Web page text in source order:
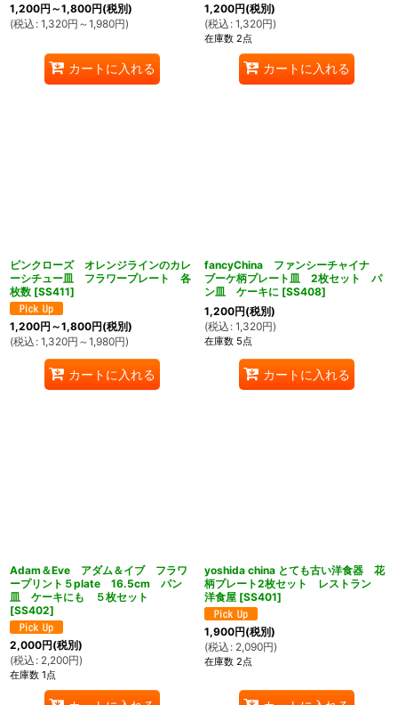
1,200円 ～1,800円(税別)
(税込 : 1,320円 ～1,980円)
カートに入れる
1,200円(税別)
(税込 : 1,320円)
在庫数 2点
カートに入れる
ピンクローズ オレンジラインのカレ
ーシチュー皿 フラワープレート 各
枚数 [SS411]
1,200円 ～1,800円(税別)
(税込 : 1,320円 ～1,980円)
カートに入れる
fancyChina ファンシーチャイナ
ブーケ柄プレート皿 2枚セット パ
ン皿 ケーキに [SS408]
1,200円(税別)
(税込 : 1,320円)
在庫数 5点
カートに入れる
Adam＆Eve アダム＆イブ フラワ
ープリント５plate 16.5cm パン
皿 ケーキにも ５枚セット
[SS402]
2,000円(税別)
(税込 : 2,200円)
在庫数 1点
yoshida china とても古い洋食器 花
柄プレート2枚セット レストラン
洋食屋 [SS401]
1,900円(税別)
(税込 : 2,090円)
在庫数 2点